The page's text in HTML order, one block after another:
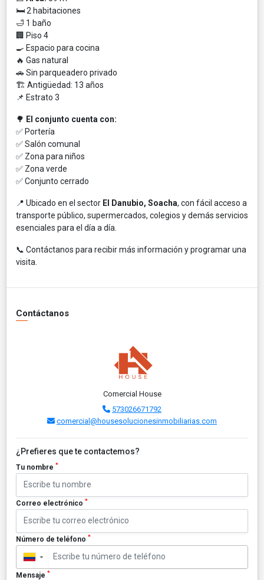
🛏️ 2 habitaciones
🛁 1 baño
🏢 Piso 4
🍳 Espacio para cocina
🔥 Gas natural
🚗 Sin parqueadero privado
🏗️ Antigüedad: 13 años
📌 Estrato 3
🌳 El conjunto cuenta con:
✅ Portería
✅ Salón comunal
✅ Zona para niños
✅ Zona verde
✅ Conjunto cerrado
📍 Ubicado en el sector El Danubio, Soacha, con fácil acceso a
transporte público, supermercados, colegios y demás servicios
esenciales para el día a día.
📞 Contáctanos para recibir más información y programar una
visita.
Contáctanos
Comercial House
573026671792
comercial@housesolucionesinmobiliarias.com
¿Prefieres que te contactemos?
Tu nombre *
Correo electrónico *
Número de teléfono *
▼
Mensaje *